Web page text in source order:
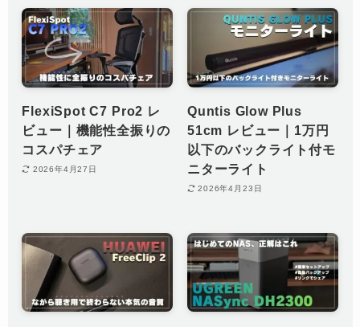
FlexiSpot C7 Pro2 レ
ビュー｜機能性全振りの
コスパチェア
2026年4月27日
Quntis Glow Plus
51cm レビュー｜1万円
以下のバックライト付モ
ニターライト
2026年4月23日